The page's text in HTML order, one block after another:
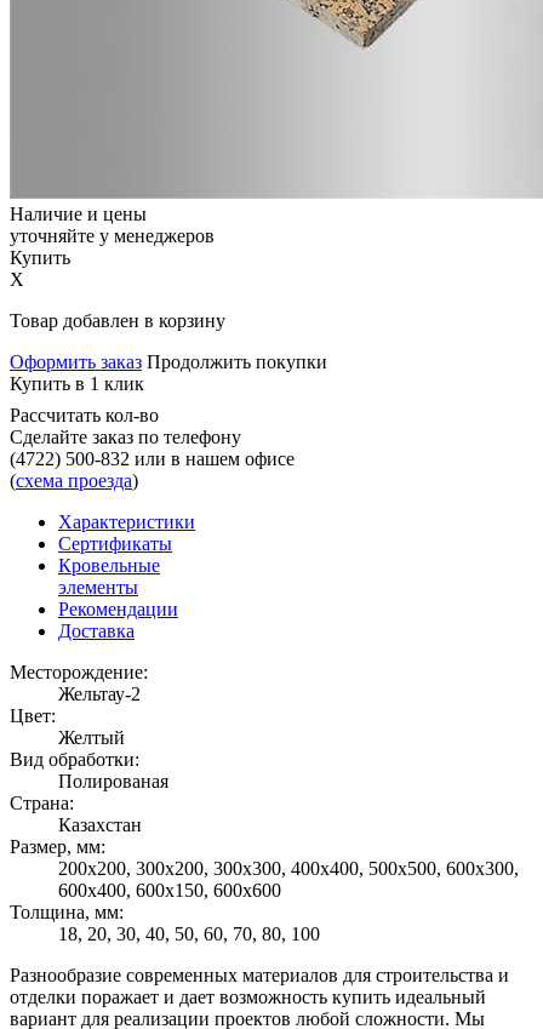
Наличие и цены
уточняйте у менеджеров
Купить
X
Товар добавлен в корзину
Оформить заказ Продолжить покупки
Купить в 1 клик
Рассчитать кол-во
Сделайте заказ по телефону
(4722) 500-832 или в нашем офисе
(схема проезда)
Характеристики
Сертификаты
Кровельные
элементы
Рекомендации
Доставка
Месторождение:
Жельтау-2
Цвет:
Желтый
Вид обработки:
Полированая
Страна:
Казахстан
Размер, мм:
200х200, 300х200, 300х300, 400х400, 500х500, 600х300,
600х400, 600х150, 600х600
Толщина, мм:
18, 20, 30, 40, 50, 60, 70, 80, 100
Разнообразие современных материалов для строительства и
отделки поражает и дает возможность купить идеальный
вариант для реализации проектов любой сложности. Мы